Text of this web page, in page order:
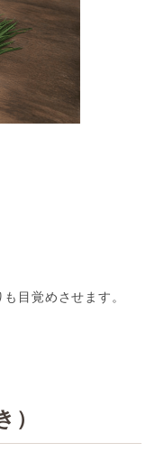
目覚めさせます。
）